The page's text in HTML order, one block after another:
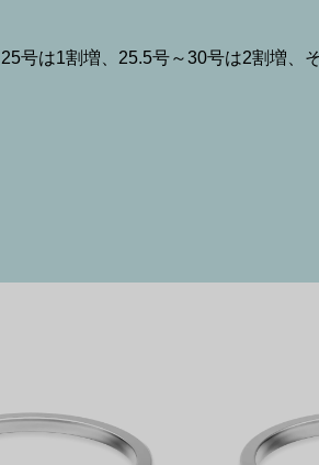
号は1割増、25.5号～30号は2割増、